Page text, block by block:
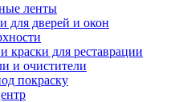
ленты
для дверей и окон
краски для реставрации
и очистители
покраску